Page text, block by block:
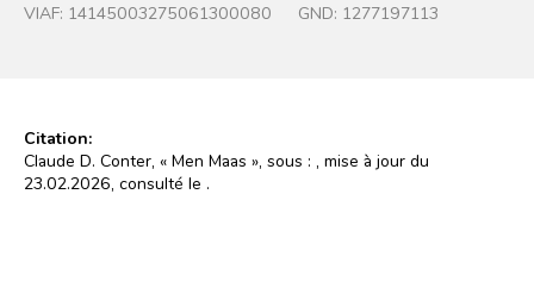
VIAF: 14145003275061300080 GND: 1277197113
Citation:
Claude D. Conter, « Men Maas », sous : , mise à jour du
23.02.2026, consulté le .